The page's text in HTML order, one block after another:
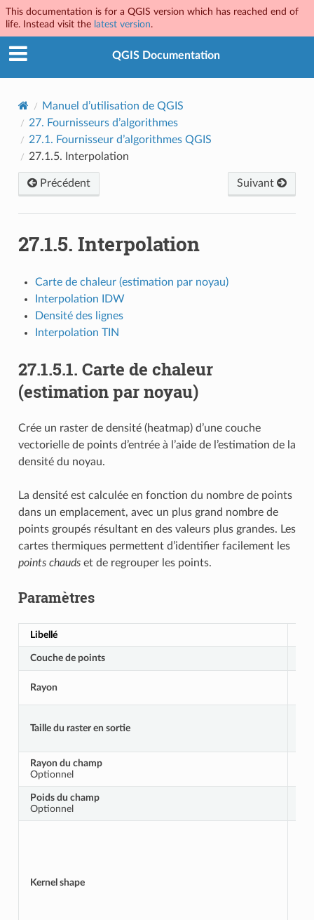
This documentation is for a QGIS version which has reached end of
life. Instead visit the latest version.
QGIS Documentation
Manuel d’utilisation de QGIS
27. Fournisseurs d’algorithmes
27.1. Fournisseur d’algorithmes QGIS
27.1.5.
Interpolation
Précédent Suivant
27.1.5. Interpolation
Carte de chaleur (estimation par noyau)
Interpolation IDW
Densité des lignes
Interpolation TIN
27.1.5.1. Carte de chaleur
(estimation par noyau)
Crée un raster de densité (heatmap) d’une couche
vectorielle de points d’entrée à l’aide de l’estimation de la
densité du noyau.
La densité est calculée en fonction du nombre de points
dans un emplacement, avec un plus grand nombre de
points groupés résultant en des valeurs plus grandes. Les
cartes thermiques permettent d’identifier facilement les
points chaudset de regrouper les points.
Paramètres
Libellé
Couche de points
Rayon
Taille du raster en sortie
Rayon du champ
Optionnel
Poids du champ
Optionnel
Kernel shape